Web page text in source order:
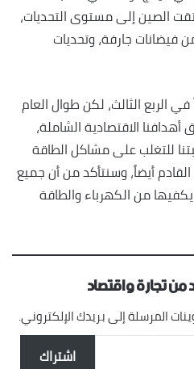
الصين إلى مستوى التحديات،
فيضانات جارفة، وتحديات
الربع الثالث، لكن طوال العام
الاقتصادية الشاملة،
للتغلب على مشاكل الطاقة
القادم أيضاً، وسنتأكد من أن جميع
من الكهرباء والطاقة
تجارة واقتصاد
المرسلة إلى بريدك الإلكتروني.
اشتراك